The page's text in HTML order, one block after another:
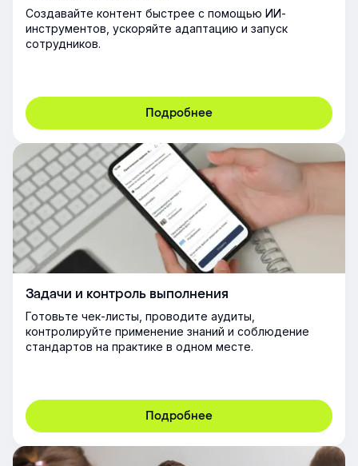
Создавайте контент быстрее с помощью ИИ-
инструментов, ускоряйте адаптацию и запуск
сотрудников.
Подробнее
Задачи и контроль выполнения
Готовьте чек-листы, проводите аудиты,
контролируйте применение знаний и соблюдение
стандартов на практике в одном месте.
Подробнее